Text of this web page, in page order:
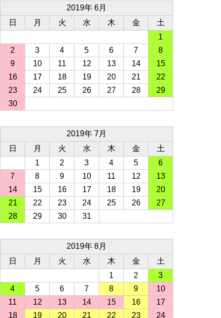
2019年 6月
日
月 火 水 木 金
土
1
2
3 4 5 6 7
8
9
10 11 12 13 14
15
16
17 18 19 20 21
22
23
24 25 26 27 28
29
30
2019年 7月
日
月 火 水 木 金
土
1
2 3 4 5
6
7
8 9 10 11 12
13
14
15 16 17 18 19
20
21
22 23 24 25 26
27
28
29 30 31
2019年 8月
日
月 火 水 木 金
土
1
2
3
4
5 6 7 8 9
10
11
12 13 14 15 16
17
18
19 20 21 22 23
24